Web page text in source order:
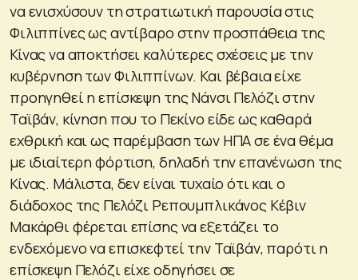
να ενισχύσουν τη στρατιωτική παρουσία στις
Φιλιππίνες ως αντίβαρο στην προσπάθεια της
Κίνας να αποκτήσει καλύτερες σχέσεις με την
κυβέρνηση των Φιλιππίνων. Και βέβαια είχε
προηγηθεί η επίσκεψη της Νάνσι Πελόζι στην
Ταϊβάν, κίνηση που το Πεκίνο είδε ως καθαρά
εχθρική και ως παρέμβαση των ΗΠΑ σε ένα θέμα
με ιδιαίτερη φόρτιση, δηλαδή την επανένωση της
Κίνας. Μάλιστα, δεν είναι τυχαίο ότι και ο
διάδοχος της Πελόζι Ρεπουμπλικάνος Κέβιν
Μακάρθι φέρεται επίσης να εξετάζει το
ενδεχόμενο να επισκεφτεί την Ταϊβάν, παρότι η
επίσκεψη Πελόζι είχε οδηγήσει σε